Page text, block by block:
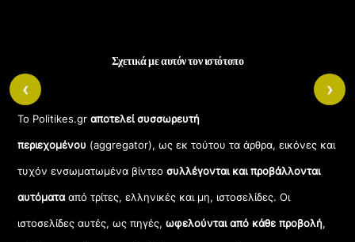
Σχετικά με αυτόν τον ιστότοπο
Το Politikes.grαποτελεί συσσωρευτή
περιεχομένου (aggregator), ως εκ τούτου τα άρθρα, εικόνες και
τυχόν ενσωματωμένα βίντεοσυλλέγονται και προβάλλονται
αυτόματααπό τρίτες, ελληνικές και μη, ιστοσελίδες. Οι
ιστοσελίδες αυτές, ως πηγές,ωφελούνται από κάθε προβολή,
‹ ›